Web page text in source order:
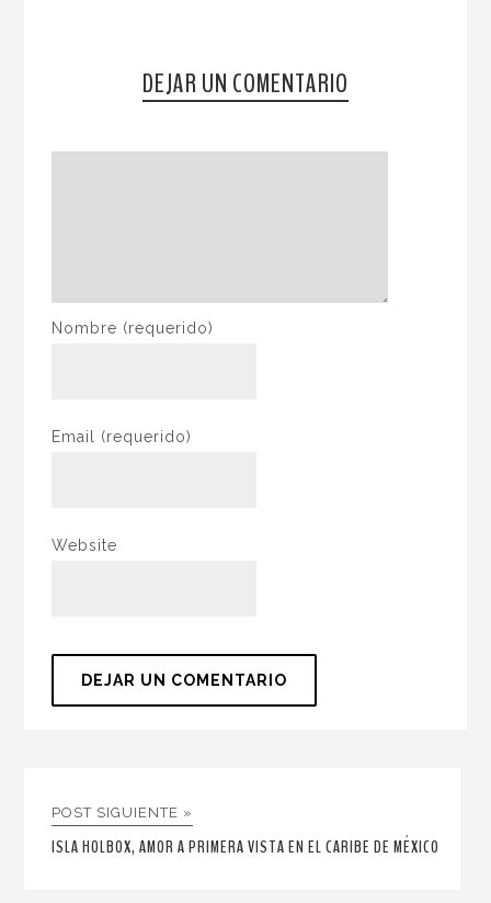
DEJAR UN COMENTARIO
Nombre (requerido)
Email (requerido)
Website
POST SIGUIENTE »
ISLA HOLBOX, AMOR A PRIMERA VISTA EN EL CARIBE DE MÉXICO